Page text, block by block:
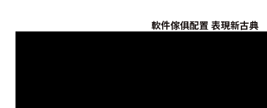
軟件傢俱配置 表現新古典